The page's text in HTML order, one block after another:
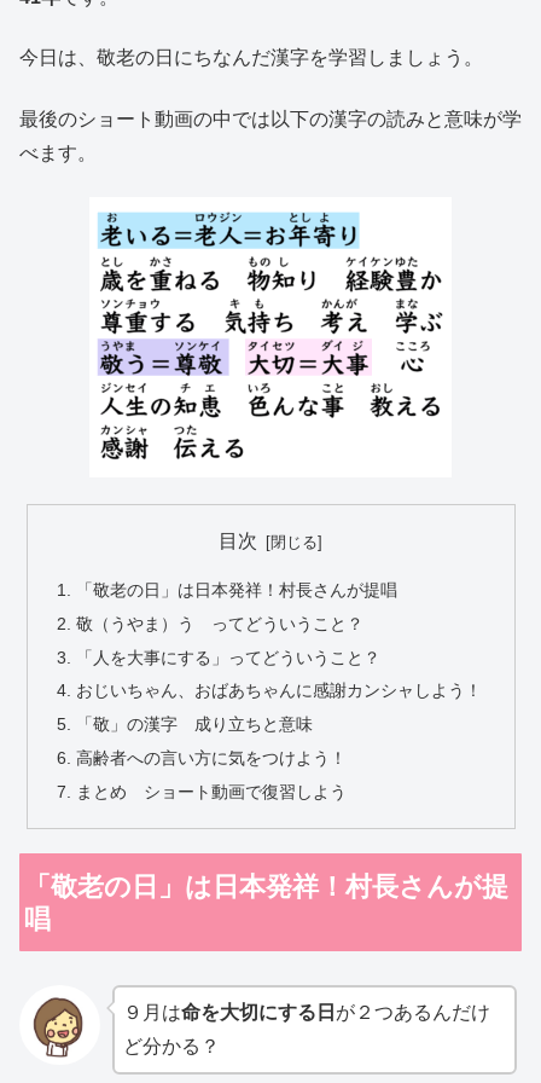
今日は、敬老の日にちなんだ漢字を学習しましょう。
最後のショート動画の中では以下の漢字の読みと意味が学
べます。
目次
「敬老の日」は日本発祥！村長さんが提唱
敬（うやま）う ってどういうこと？
「人を大事にする」ってどういうこと？
おじいちゃん、おばあちゃんに感謝カンシャしよう！
「敬」の漢字 成り立ちと意味
高齢者への言い方に気をつけよう！
まとめ ショート動画で復習しよう
「敬老の日」は日本発祥！村長さんが提
唱
９月は命を大切にする日 が２つあるんだけ
ど分かる？